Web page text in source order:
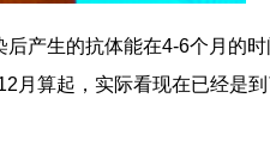
产生的抗体能在4-6个月的时
月算起，实际看现在已经是